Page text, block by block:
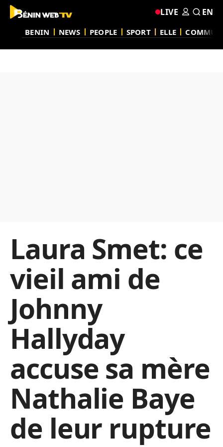
BENIN NEWS PEOPLE SPORT ELLE
LIVE EN
Laura Smet: ce
vieil ami de
Johnny
Hallyday
accuse sa mère
Nathalie Baye
de leur rupture